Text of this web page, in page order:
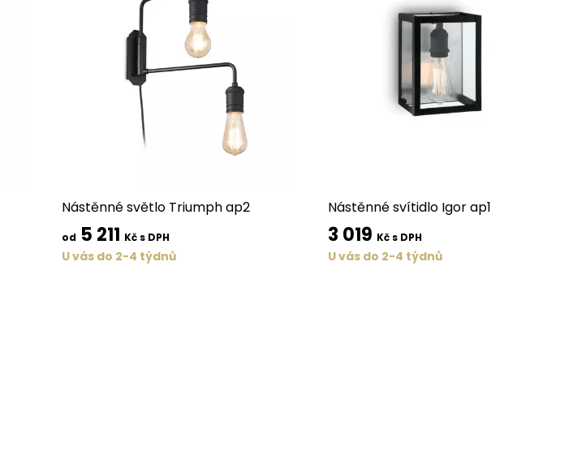
Nástěnné světlo Triumph ap2
od 5 211 Kč s DPH
U vás do 2-4 týdnů
Nástěnné svítidlo Igor ap1
3 019 Kč s DPH
U vás do 2-4 týdnů